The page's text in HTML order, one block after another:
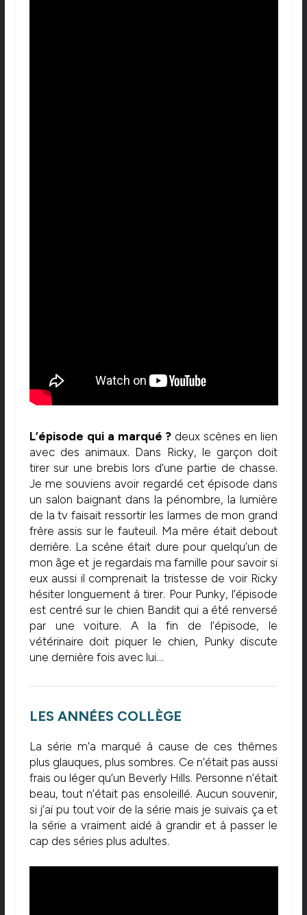
L’épisode qui a marqué ? deux scènes en lien
avec des animaux. Dans Ricky, le garçon doit
tirer sur une brebis lors d’une partie de chasse.
Je me souviens avoir regardé cet épisode dans
un salon baignant dans la pénombre, la lumière
de la tv faisait ressortir les larmes de mon grand
frère assis sur le fauteuil. Ma mère était debout
derrière. La scène était dure pour quelqu’un de
mon âge et je regardais ma famille pour savoir si
eux aussi il comprenait la tristesse de voir Ricky
hésiter longuement à tirer. Pour Punky, l’épisode
est centré sur le chien Bandit qui a été renversé
par une voiture. A la fin de l’épisode, le
vétérinaire doit piquer le chien, Punky discute
une dernière fois avec lui…
LES ANNÉES COLLÈGE
La série m’a marqué à cause de ces thèmes
plus glauques, plus sombres. Ce n’était pas aussi
frais ou léger qu’un Beverly Hills. Personne n’était
beau, tout n’était pas ensoleillé. Aucun souvenir,
si j’ai pu tout voir de la série mais je suivais ça et
la série a vraiment aidé à grandir et à passer le
cap des séries plus adultes.